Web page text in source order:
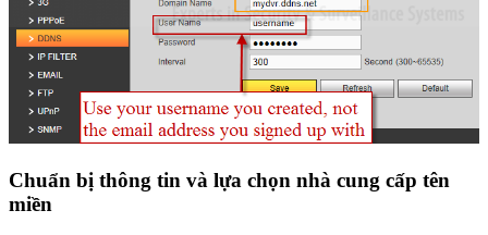
Chuẩn bị thông tin và lựa chọn nhà cung cấp tên
miền